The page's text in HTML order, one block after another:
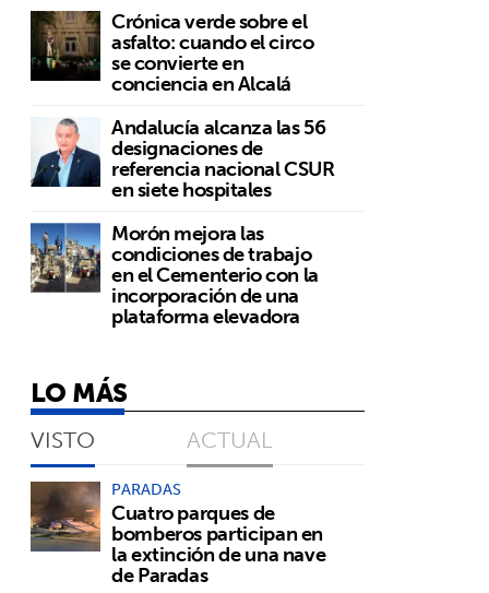
Crónica verde sobre el
asfalto: cuando el circo
se convierte en
conciencia en Alcalá
Andalucía alcanza las 56
designaciones de
referencia nacional CSUR
en siete hospitales
Morón mejora las
condiciones de trabajo
en el Cementerio con la
incorporación de una
plataforma elevadora
LO MÁS
VISTO ACTUAL
PARADAS
Cuatro parques de
bomberos participan en
la extinción de una nave
de Paradas